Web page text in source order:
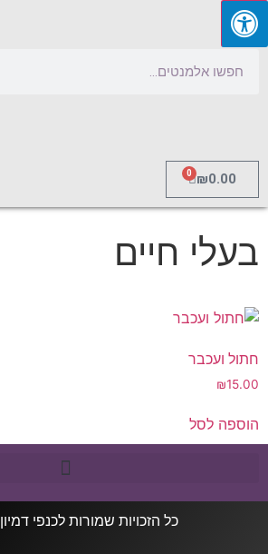
₪0.00
0
בעלי חיים
חתול ועכבר
₪15.00
הוספה לסל
כל הזכויות שמורות לכנפי דמיון